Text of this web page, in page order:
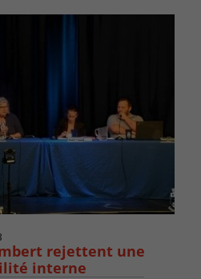
rejettent une
interne